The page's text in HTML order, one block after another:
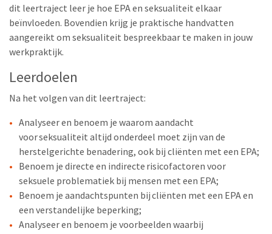
dit leertraject leer je hoe EPA en seksualiteit elkaar
beïnvloeden. Bovendien krijg je praktische handvatten
aangereikt om seksualiteit bespreekbaar te maken in jouw
werkpraktijk.
Leerdoelen
Na het volgen van dit leertraject:
Analyseer en benoem je waarom aandacht
voor seksualiteit altijd onderdeel moet zijn van de
herstelgerichte benadering, ook bij cliënten met een EPA;
Benoem je directe en indirecte risicofactoren voor
seksuele problematiek bij mensen met een EPA;
Benoem je aandachtspunten bij cliënten met een EPA en
een verstandelijke beperking;
Analyseer en benoem je voorbeelden waarbij